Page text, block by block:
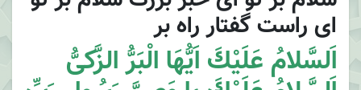
اى راست گفتار راه بر
اَلسَّلامُ عَلَيْكَ اَيُّهَا الْبَرُّ الزَّكىُّ